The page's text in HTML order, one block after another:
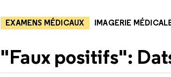
EXAMENS MÉDICAUX IMAGERIE
"Faux positifs":